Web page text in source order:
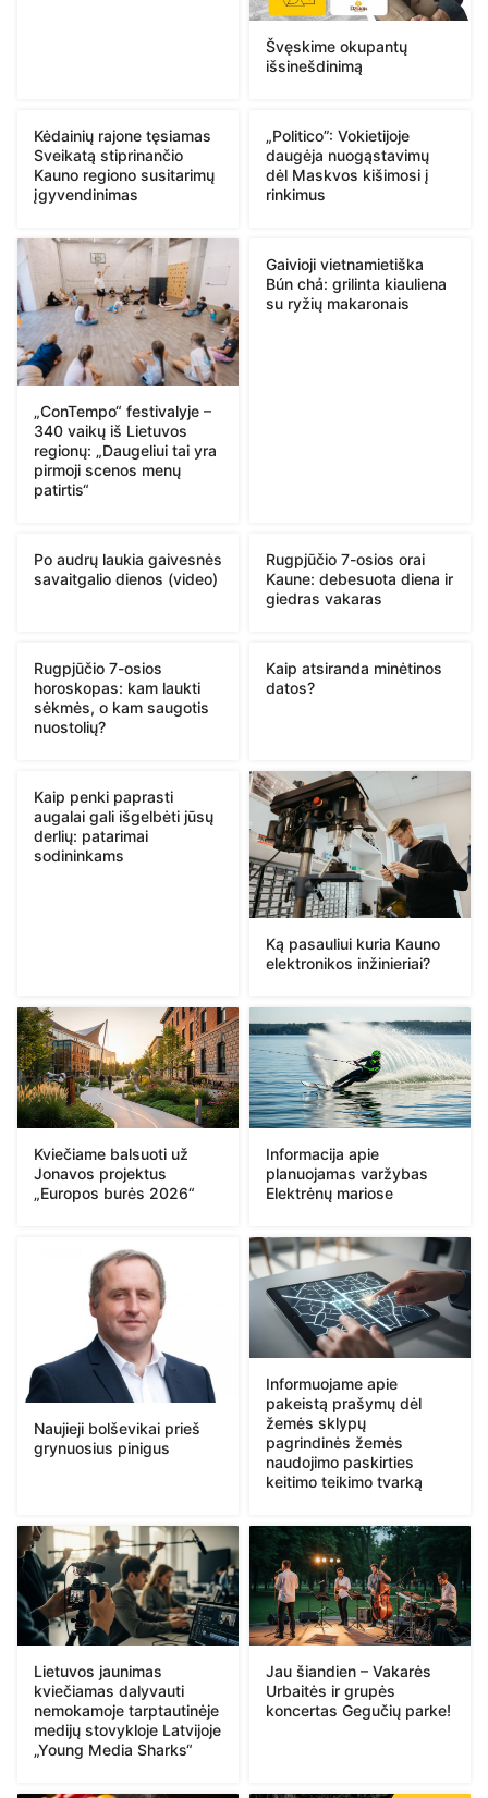
Švęskime okupantų
išsinešdinimą
Kėdainių rajone tęsiamas
Sveikatą stiprinančio
Kauno regiono susitarimų
įgyvendinimas
„Politico”: Vokietijoje
daugėja nuogąstavimų
dėl Maskvos kišimosi į
rinkimus
„ConTempo“ festivalyje –
340 vaikų iš Lietuvos
regionų: „Daugeliui tai yra
pirmoji scenos menų
patirtis“
Gaivioji vietnamietiška
Bún chả: grilinta kiauliena
su ryžių makaronais
Po audrų laukia gaivesnės
savaitgalio dienos (video)
Rugpjūčio 7-osios orai
Kaune: debesuota diena ir
giedras vakaras
Rugpjūčio 7-osios
horoskopas: kam laukti
sėkmės, o kam saugotis
nuostolių?
Kaip atsiranda minėtinos
datos?
Kaip penki paprasti
augalai gali išgelbėti jūsų
derlių: patarimai
sodininkams
Ką pasauliui kuria Kauno
elektronikos inžinieriai?
Kviečiame balsuoti už
Jonavos projektus
„Europos burės 2026“
Informacija apie
planuojamas varžybas
Elektrėnų mariose
Naujieji bolševikai prieš
grynuosius pinigus
Informuojame apie
pakeistą prašymų dėl
žemės sklypų
pagrindinės žemės
naudojimo paskirties
keitimo teikimo tvarką
Lietuvos jaunimas
kviečiamas dalyvauti
nemokamoje tarptautinėje
medijų stovykloje Latvijoje
„Young Media Sharks“
Jau šiandien – Vakarės
Urbaitės ir grupės
koncertas Gegučių parke!